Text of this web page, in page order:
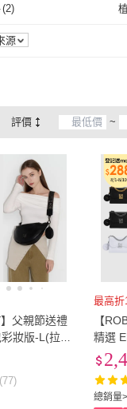
男性
(2)
(3)
菱格
源
評價 ~
】父親節送禮
妝版-L(拉鍊
(77)
最高折
【
精選
封口/
總銷量